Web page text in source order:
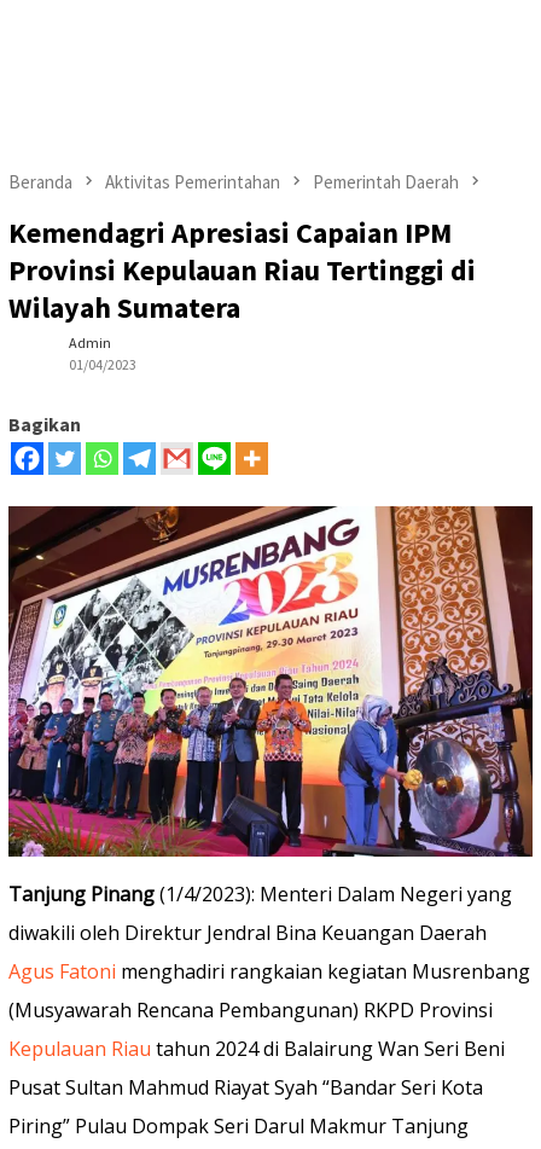
Beranda Aktivitas Pemerintahan Pemerintah Daerah
Kemendagri Apresiasi Capaian IPM
Provinsi Kepulauan Riau Tertinggi di
Wilayah Sumatera
Admin
01/04/2023
Bagikan
Tanjung Pinang(1/4/2023): Menteri Dalam Negeri yang
diwakili oleh Direktur Jendral Bina Keuangan Daerah
Agus Fatoni menghadiri rangkaian kegiatan Musrenbang
(Musyawarah Rencana Pembangunan) RKPD Provinsi
Kepulauan Riau tahun 2024 di Balairung Wan Seri Beni
Pusat Sultan Mahmud Riayat Syah “Bandar Seri Kota
Piring” Pulau Dompak Seri Darul Makmur Tanjung